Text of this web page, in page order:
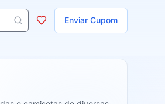
Enviar Cupom